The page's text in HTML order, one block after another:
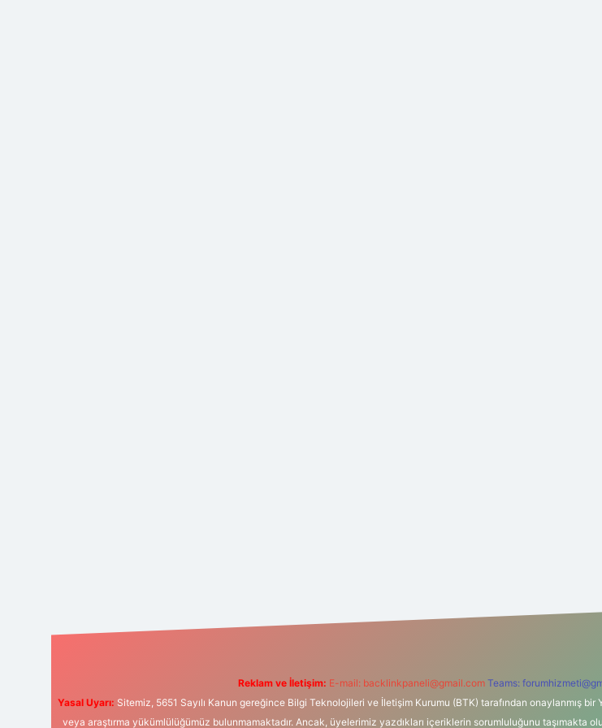
Reklam ve İletişim: E-mail: backlinkpaneli@gmail.com Teams:
Yasal Uyarı: Sitemiz, 5651 Sayılı Kanun gereğince Bilgi Teknolojileri ve İletişim Kurumu (BTK) tarafından onaylanmış
veya araştırma yükümlülüğümüz bulunmamaktadır. Ancak, üyelerimiz yazdıkları içeriklerin sorumluluğunu taşımakta